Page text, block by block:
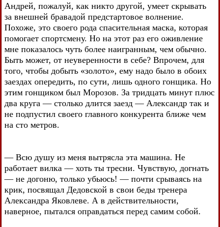
Андрей, пожалуй, как никто другой, умеет скрывать
за внешней бравадой предстартовое волнение.
Похоже, это своего рода спасительная маска, которая
помогает спортсмену. Но на этот раз его оживление
мне показалось чуть более наигранным, чем обычно.
Быть может, от неуверенности в себе? Впрочем, для
того, чтобы добыть «золото», ему надо было в обоих
заездах опередить, по сути, лишь одного гонщика. Но
этим гонщиком был Морозов. За тридцать минут плюс
два круга — столько длится заезд — Александр так и
не подпустил своего главного конкурента ближе чем
на сто метров.
— Всю душу из меня вытрясла эта машина. Не
работает вилка — хоть ты тресни. Чувствую, догнать
— не догоню, только убьюсь! — почти срываясь на
крик, посвящал Дедовской в свои беды тренера
Александра Яковлеве. А в действительности,
наверное, пытался оправдаться перед самим собой.